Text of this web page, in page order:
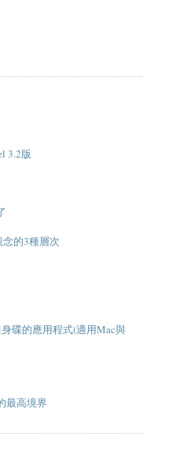
3.2版
念的3種層次
身碟的應用程式(適用Mac與
最高境界